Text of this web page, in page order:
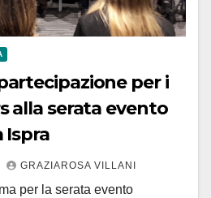
per i
alla serata evento
Ispra
GRAZIAROSA VILLANI
per la serata evento